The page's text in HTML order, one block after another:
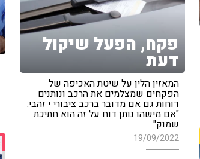
פקח, הפעל שיקול
דעת
המאזין הלין על שיטת האכיפה של
הפקחים שמצלמים את הרכב ונותנים
דוחות גם אם מדובר ברכב ציבורי • זהבי:
"אם מישהו נותן דוח על זה הוא חתיכת
שמוק"
19/09/2022